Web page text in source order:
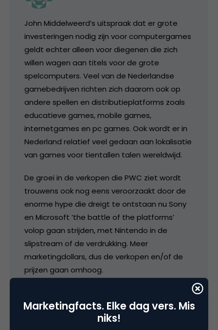
John Middelweerd’s uitspraak dat er grote
investeringen nodig zijn voor computergames
geldt echter alleen voor diegenen die zich
willen wagen aan titels voor de grote
spelcomputers. Veel van de Nederlandse
gamebedrijven richten zich daarom ook op
andere spellen en distributieplatforms zoals
educatieve games, mobile games,
internetgames en pc games. Ook wordt er in
Nederland relatief veel gedaan aan lokalisatie
van games voor tientallen talen wereldwijd.
De groei in de verkopen die PWC ziet wordt
trouwens ook nog eens veroorzaakt door de
enorme hype die dreigt te ontstaan nu Sony
en Microsoft ’the battle of the platforms’
volop gaan strijden, met Nintendo in de
slipstream of de verdrukking. Meer
marketingdollars, dus de verkopen en/of de
prijzen gaan omhoog.
24 november 2006 om 23:20
Marketingfacts. Elke dag vers. Mis
niks!